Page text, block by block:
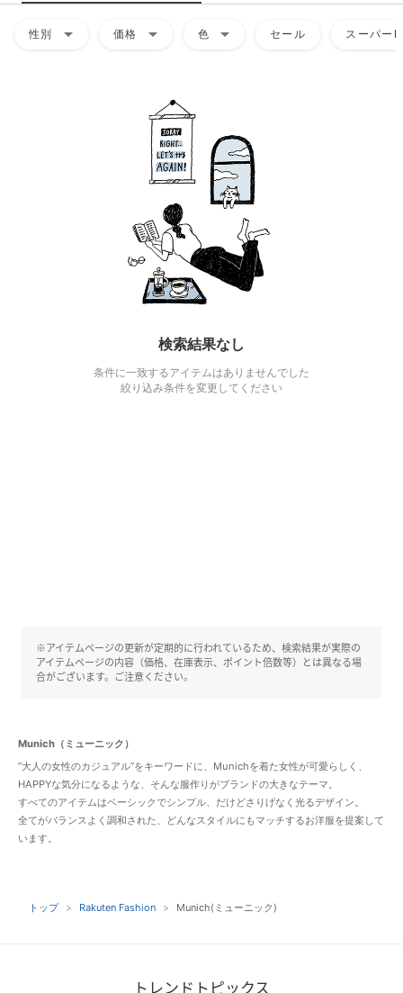
性別 arrow_drop_down 価格 arrow_drop_down 色 arrow_drop_down セール スーパー
検索結果なし
条件に一致するアイテムはありませんでした
絞り込み条件を変更してください
※アイテムページの更新が定期的に行われているため、検索結果が実際の
アイテムページの内容（価格、在庫表示、ポイント倍数等）とは異なる場
合がございます。ご注意ください。
Munich（ミューニック）
”大人の女性のカジュアル”をキーワードに、Munichを着た女性が可愛らしく、
HAPPYな気分になるような、そんな服作りがブランドの大きなテーマ。
すべてのアイテムはベーシックでシンプル、だけどさりげなく光るデザイン。
全てがバランスよく調和された、どんなスタイルにもマッチするお洋服を提案して
います。
トップ Rakuten Fashion Munich(ミューニック)
トレンドトピックス